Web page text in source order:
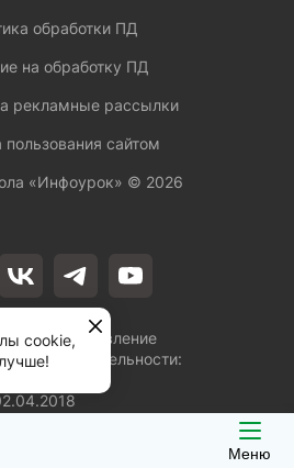
Меню
на осуществление
деятельности:
обработки ПД
на обработку ПД
рекламные рассылки
пользования сайтом
«Инфоурок» © 2026
cookie,